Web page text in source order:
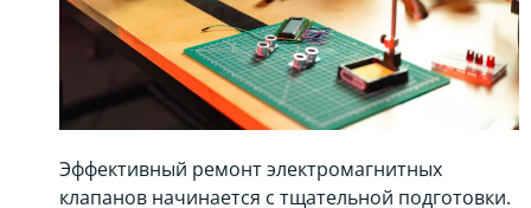
Эффективный ремонт электромагнитных
клапанов начинается с тщательной подготовки.